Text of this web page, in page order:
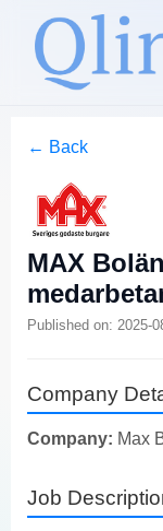
← Back
MAX
Published on: 2025-
Company
Company: Max
Job